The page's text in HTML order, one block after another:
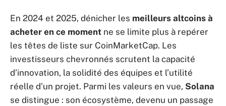
En 2024 et 2025, dénicher les meilleurs altcoins à
acheter en ce moment ne se limite plus à repérer
les têtes de liste sur CoinMarketCap. Les
investisseurs chevronnés scrutent la capacité
d’innovation, la solidité des équipes et l’utilité
réelle d’un projet. Parmi les valeurs en vue, Solana
se distingue : son écosystème, devenu un passage